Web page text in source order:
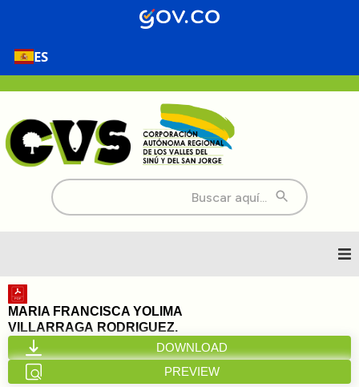
ES
Buscar:
Inicio
Nosotros
Directorios
MARIA FRANCISCA YOLIMA
VILLARRAGA RODRIGUEZ.
DOWNLOAD
PREVIEW